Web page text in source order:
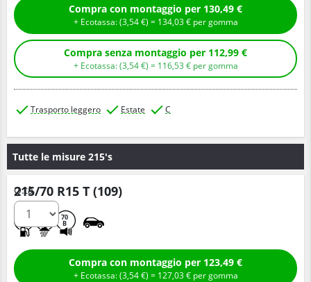
Compra con montaggio per 130,49 €
+ Ecotassa: (3,54€ ) = 134,03€ per gomma
Compra senza montaggio per 112,99 €
+ Ecotassa: (3,54€ ) = 116,53 € per gomma
Trasporto leggero Estate C
Tutte le misure 215's
215/70 R15 T (109)
70
B
Q.tà
Compra con montaggio per 123,49 €
+ Ecotassa: (3,54€ ) = 127,03€ per gomma